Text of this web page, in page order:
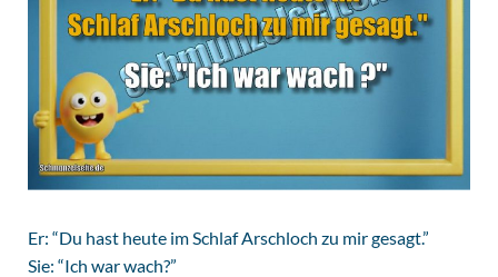
Er: “Du hast heute im Schlaf Arschloch zu mir gesagt.”
Sie: “Ich war wach?”